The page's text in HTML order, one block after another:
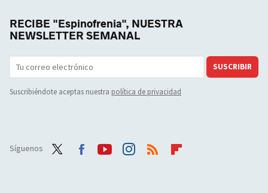
RECIBE "Espinofrenia", NUESTRA
NEWSLETTER SEMANAL
SUSCRIBIR
Suscribiéndote aceptas nuestra política de privacidad
Síguenos